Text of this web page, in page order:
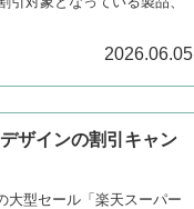
2026.06.05
ザインの割引キャン
大型セール「楽天スーパー